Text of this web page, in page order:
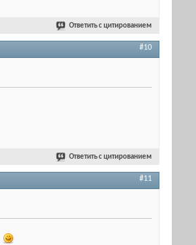
Ответить с цитированием
#10
Ответить с цитированием
#11